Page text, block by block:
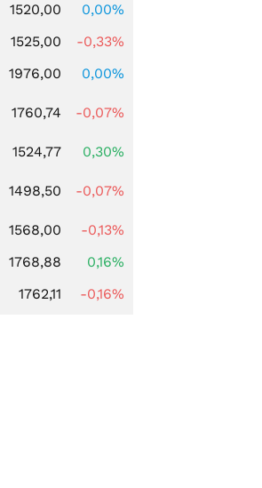
1520,00
0,00%
1525,00
-0,33%
1976,00
0,00%
1760,74 -0,07%
1524,77
0,30%
1498,50 -0,07%
1568,00
-0,13%
1768,88
0,16%
1762,11 -0,16%